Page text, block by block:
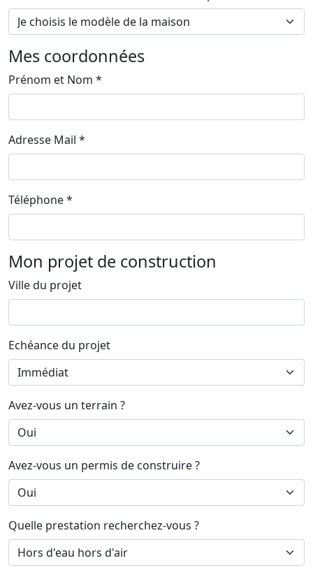
Mes coordonnées
Prénom et Nom *
Adresse Mail *
Téléphone *
Mon projet de construction
Ville du projet
Echéance du projet
Avez-vous un terrain ?
Avez-vous un permis de construire ?
Quelle prestation recherchez-vous ?